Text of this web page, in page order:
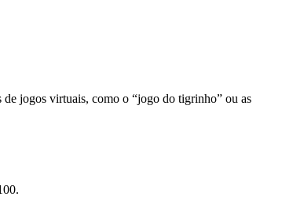
jogos virtuais, como o “jogo do tigrinho” ou as